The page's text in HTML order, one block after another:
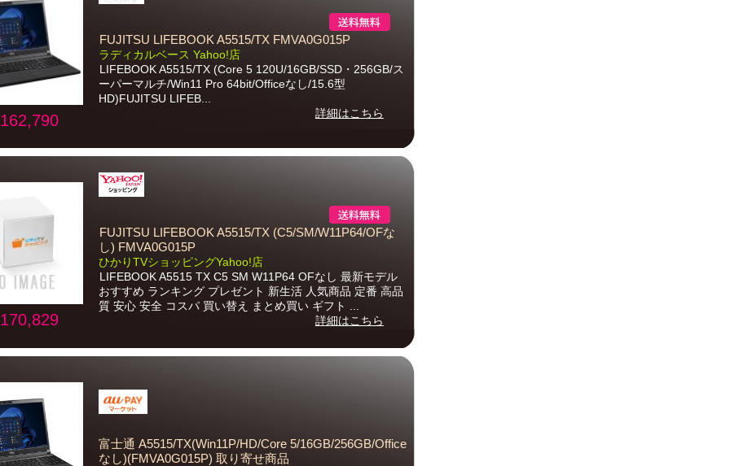
FUJITSU LIFEBOOK A5515/TX FMVA0G015P
ラディカルベース Yahoo!店
LIFEBOOK A5515/TX (Core 5 120U/16GB/SSD・256GB/ス
ーパーマルチ/Win11 Pro 64bit/Officeなし/15.6型
HD)FUJITSU LIFEB...
詳細はこちら
FUJITSU LIFEBOOK A5515/TX (C5/SM/W11P64/OFな
し) FMVA0G015P
ひかりTVショッピングYahoo!店
LIFEBOOK A5515 TX C5 SM W11P64 OFなし 最新モデル
おすすめ ランキング プレゼント 新生活 人気商品 定番 高品
質 安心 安全 コスパ 買い替え まとめ買い ギフト ...
詳細はこちら
富士通 A5515/TX(Win11P/HD/Core 5/16GB/256GB/Office
なし)(FMVA0G015P) 取り寄せ商品